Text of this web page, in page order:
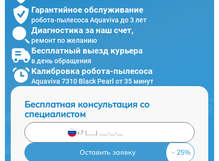
Гарантийное обслуживание
робота-пылесоса Aquaviva до 3 лет
Диагностика за наш счет,
ремонт по желанию
Бесплатный выезд курьера
в день обращения
Калибровка робота-пылесоса
Aquaviva 7310 Black Pearl от 35 минут
Бесплатная консультация со
специалистом
Оставить заявку